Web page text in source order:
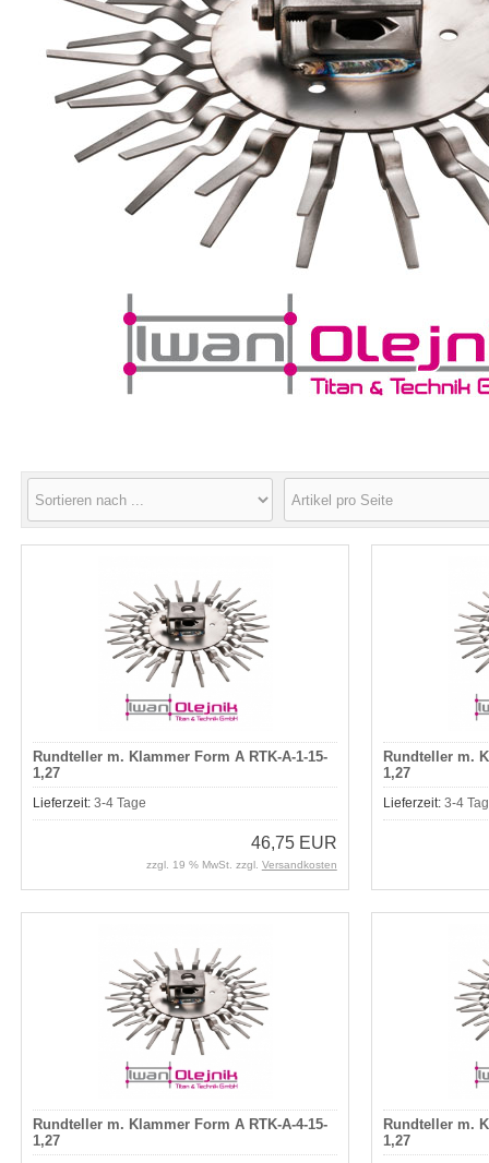
Rundteller m. Klammer Form A RTK-A-1-15-
1,27
Lieferzeit:3-4 Tage
46,75 EUR
zzgl. 19 % MwSt. zzgl. Versandkosten
Rundteller m.
1,27
Lieferzeit: 3-4
Rundteller m. Klammer Form A RTK-A-4-15-
1,27
Rundteller m.
1,27